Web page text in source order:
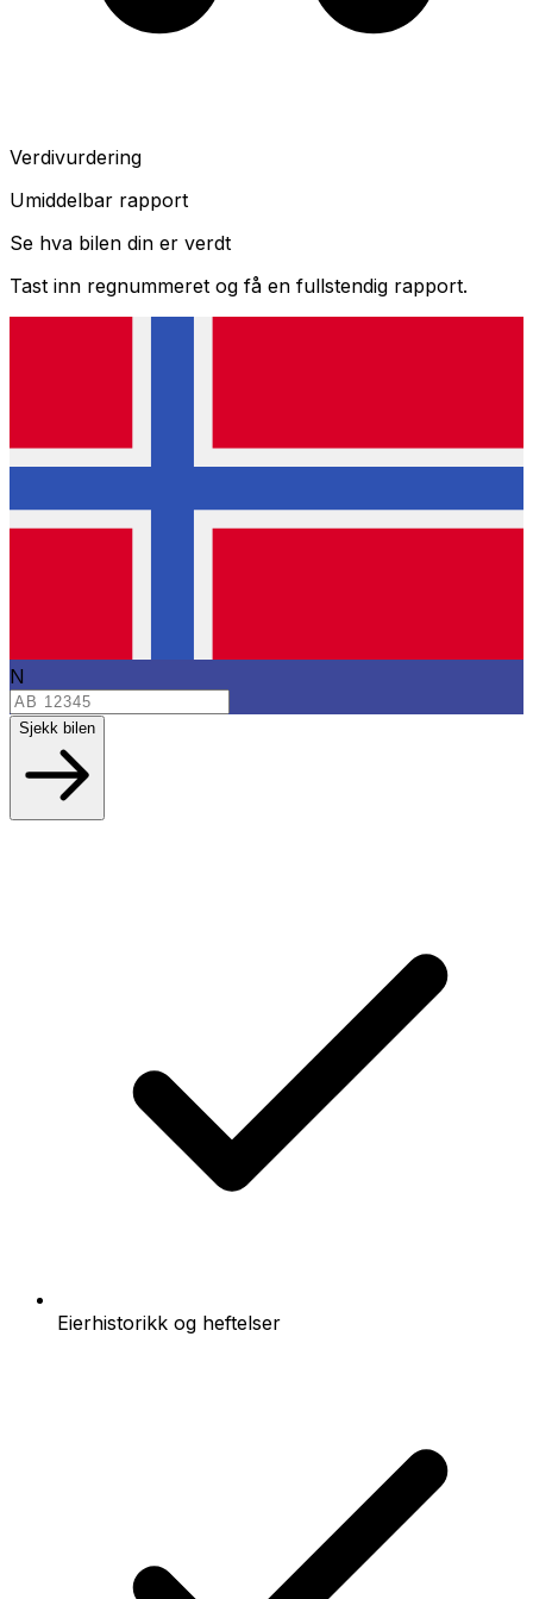
Verdivurdering
Umiddelbar rapport
Se hva bilen din er verdt
Tast inn regnummeret og få en fullstendig rapport.
N
Sjekk bilen
Eierhistorikk og heftelser